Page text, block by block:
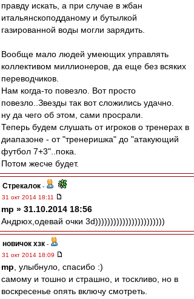
правду искать, а при случае в жбан
итальянскоподданому и бутылкой
газированной воды могли зарядить.
Вообще мало людей умеющих управлять
коллективом миллионеров, да еще без всяких
переводчиков.
Нам когда-то повезло. Вот просто
повезло..Звезды так вот сложились удачно.
ну да чего об этом, сами просрали.
Теперь будем слушать от игроков о тренерах в
диапазоне - от "тренеришка" до "атакующий
футбол 7+3"..пока.
Потом жесче будет.
Стрекалок -
31 окт 2014 18:11
mp » 31.10.2014 18:56
Андрюх,одевай очки 3d)))))))))))))))))))))))
новичок хзк -
31 окт 2014 18:09
mp , улыбнуло, спасибо :)
самому и тошно и страшно, и тоскливо, но в
воскресенье опять включу смотреть.